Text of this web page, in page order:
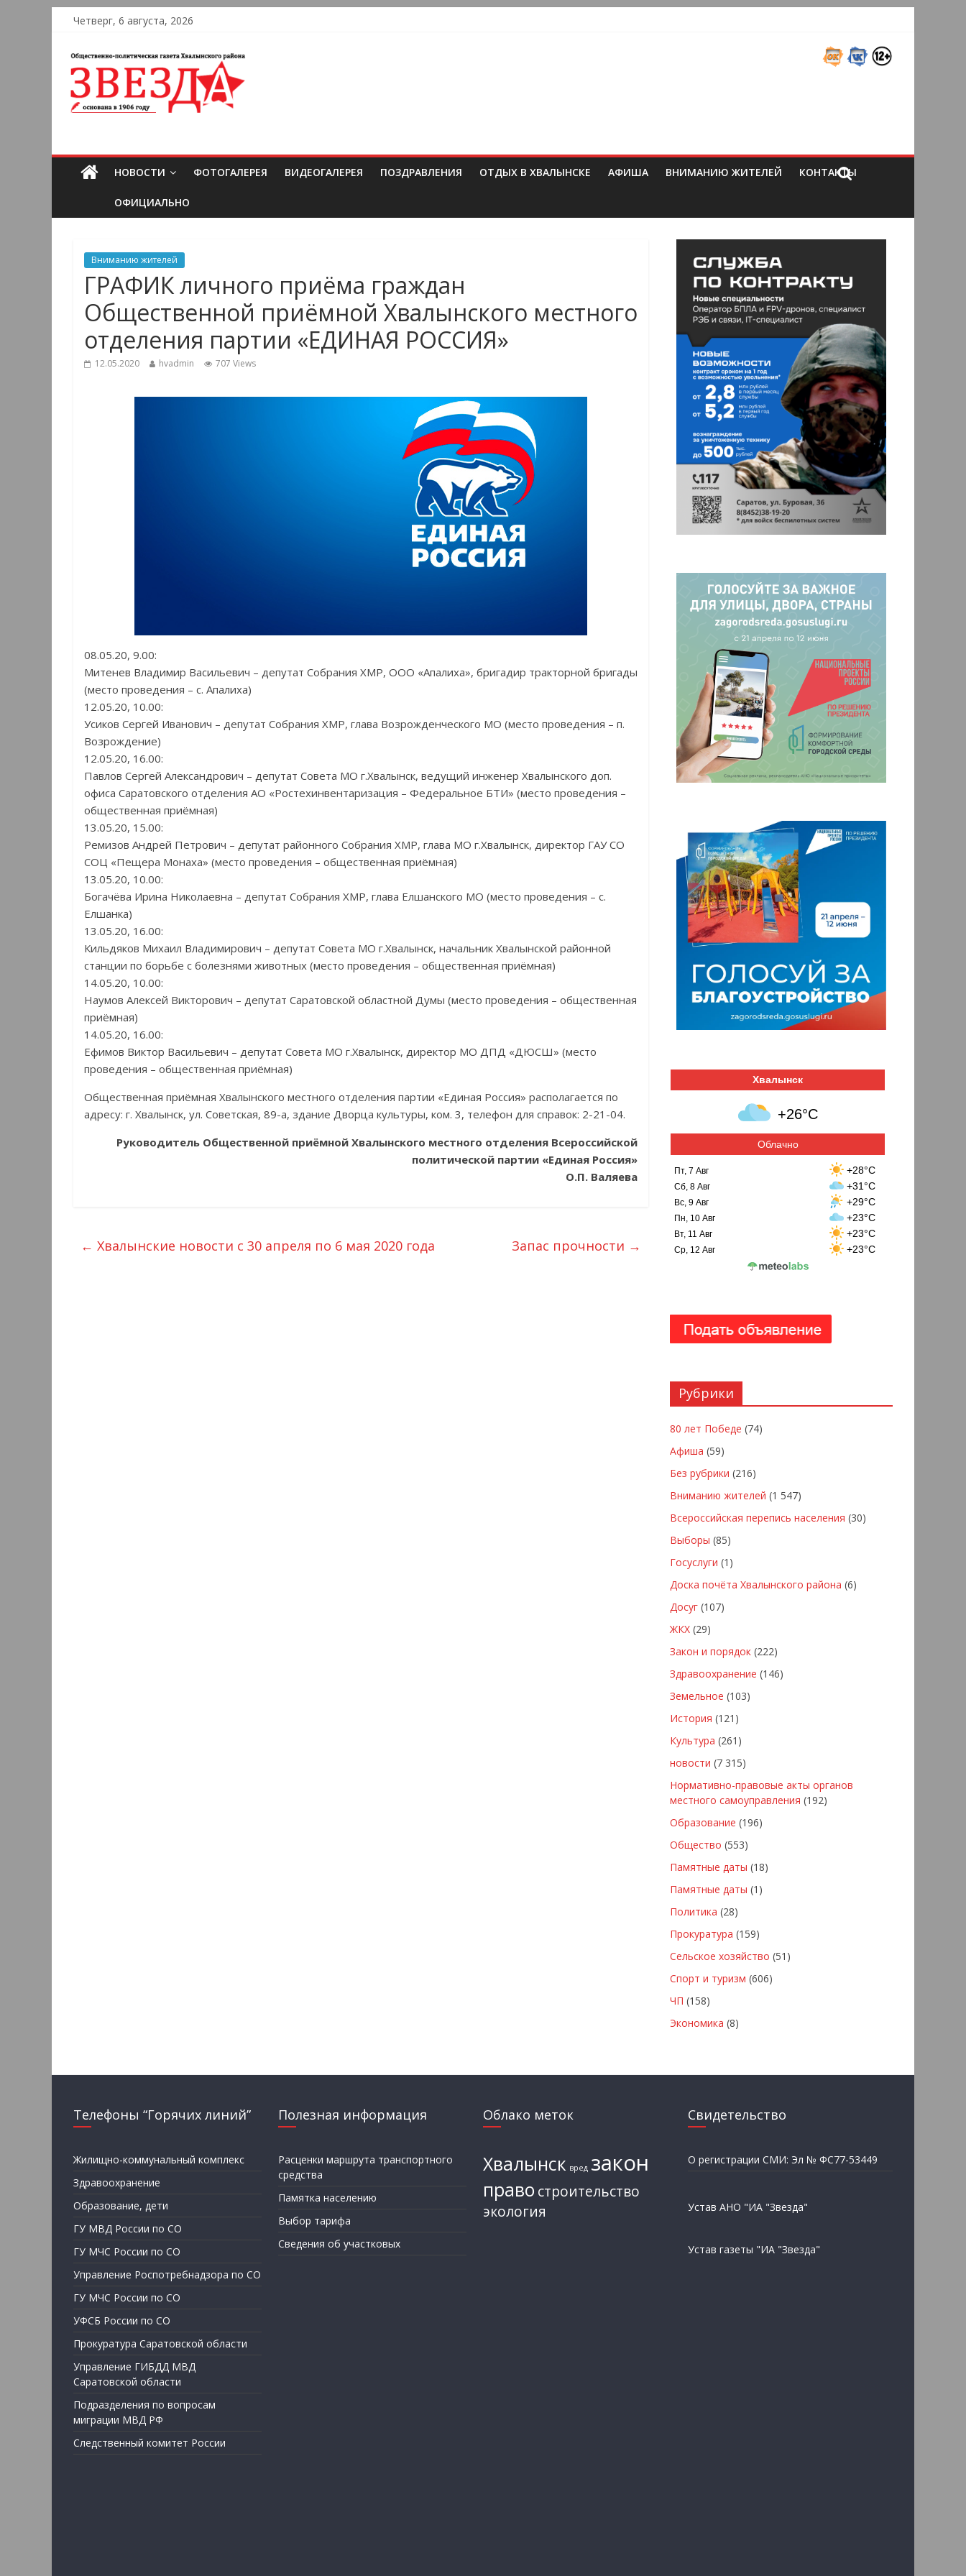
Четверг, 6 августа, 2026
НОВОСТИ ФОТОГАЛЕРЕЯ ВИДЕОГАЛЕРЕЯ ПОЗДРАВЛЕНИЯ ОТДЫХ В ХВАЛЫНСКЕ АФИША ВНИМАНИЮ ЖИТЕЛЕЙ КОНТАКТЫ
ОФИЦИАЛЬНО
Вниманию жителей
ГРАФИК личного приёма граждан
Общественной приёмной Хвалынского местного
отделения партии «ЕДИНАЯ РОССИЯ»
12.05.2020 hvadmin 707 Views
08.05.20, 9.00:
Митенев Владимир Васильевич – депутат Собрания ХМР, ООО «Апалиха», бригадир тракторной бригады
(место проведения – с. Апалиха)
12.05.20, 10.00:
Усиков Сергей Иванович – депутат Собрания ХМР, глава Возрожденческого МО (место проведения – п.
Возрождение)
12.05.20, 16.00:
Павлов Сергей Александрович – депутат Совета МО г.Хвалынск, ведущий инженер Хвалынского доп.
офиса Саратовского отделения АО «Ростехинвентаризация – Федеральное БТИ» (место проведения –
общественная приёмная)
13.05.20, 15.00:
Ремизов Андрей Петрович – депутат районного Собрания ХМР, глава МО г.Хвалынск, директор ГАУ СО
СОЦ «Пещера Монаха» (место проведения – общественная приёмная)
13.05.20, 10.00:
Богачёва Ирина Николаевна – депутат Собрания ХМР, глава Елшанского МО (место проведения – с.
Елшанка)
13.05.20, 16.00:
Кильдяков Михаил Владимирович – депутат Совета МО г.Хвалынск, начальник Хвалынской районной
станции по борьбе с болезнями животных (место проведения – общественная приёмная)
14.05.20, 10.00:
Наумов Алексей Викторович – депутат Саратовской областной Думы (место проведения – общественная
приёмная)
14.05.20, 16.00:
Ефимов Виктор Васильевич – депутат Совета МО г.Хвалынск, директор МО ДПД «ДЮСШ» (место
проведения – общественная приёмная)
Общественная приёмная Хвалынского местного отделения партии «Единая Россия» располагается по
адресу: г. Хвалынск, ул. Советская, 89-а, здание Дворца культуры, ком. 3, телефон для справок: 2-21-04.
Руководитель Общественной приёмной Хвалынского местного отделения Всероссийской
политической партии «Единая Россия»
О.П. Валяева
← Хвалынские новости с 30 апреля по 6 мая 2020 года Запас прочности →
Хвалынск
+26°C
Облачно
Пт, 7 Авг +28°C
Сб, 8 Авг +31°C
Вс, 9 Авг +29°C
Пн, 10 Авг +23°C
Вт, 11 Авг +23°C
Ср, 12 Авг +23°C
Рубрики
80 лет Победе (74)
Афиша (59)
Без рубрики (216)
Вниманию жителей (1 547)
Всероссийская перепись населения (30)
Выборы (85)
Госуслуги (1)
Доска почёта Хвалынского района (6)
Досуг (107)
ЖКХ (29)
Закон и порядок (222)
Здравоохранение (146)
Земельное (103)
История (121)
Культура (261)
новости (7 315)
Нормативно-правовые акты органов
местного самоуправления (192)
Образование (196)
Общество (553)
Памятные даты (18)
Памятные даты (1)
Политика (28)
Прокуратура (159)
Сельское хозяйство (51)
Спорт и туризм (606)
ЧП (158)
Экономика (8)
Телефоны “Горячих линий”
Жилищно-коммунальный комплекс
Здравоохранение
Образование, дети
ГУ МВД России по СО
ГУ МЧС России по СО
Управление Роспотребнадзора по СО
ГУ МЧС России по СО
УФСБ России по СО
Прокуратура Саратовской области
Управление ГИБДД МВД
Саратовской области
Подразделения по вопросам
миграции МВД РФ
Следственный комитет России
Полезная информация
Расценки маршрута транспортного
средства
Памятка населению
Выбор тарифа
Сведения об участковых
Облако меток
Хвалынск вред закон
право строительство
экология
Свидетельство
О регистрации СМИ: Эл № ФС77-53449
Устав АНО "ИА "Звезда"
Устав газеты "ИА "Звезда"